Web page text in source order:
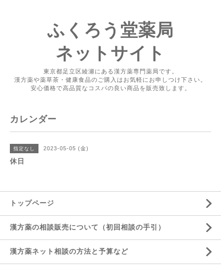
ふくろう堂薬局
ネットサイト
東京都足立区綾瀬にある漢方薬専門薬局です。
漢方薬や薬草茶・健康食品のご購入はお気軽にお申しつけ下さい。
安心価格で高品質なコスパの良い商品を販売致します。
カレンダー
指定なし 2023-05-05 (金)
休日
トップページ
漢方薬の相談販売について（初回相談の手引）
漢方薬ネット相談の方法と予算など